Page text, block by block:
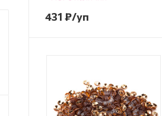
431 ₽/уп